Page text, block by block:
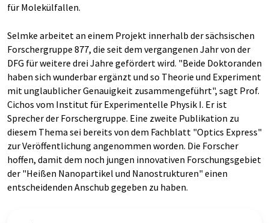
für Molekülfallen.
Selmke arbeitet an einem Projekt innerhalb der sächsischen
Forschergruppe 877, die seit dem vergangenen Jahr von der
DFG für weitere drei Jahre gefördert wird. "Beide Doktoranden
haben sich wunderbar ergänzt und so Theorie und Experiment
mit unglaublicher Genauigkeit zusammengeführt", sagt Prof.
Cichos vom Institut für Experimentelle Physik I. Er ist
Sprecher der Forschergruppe. Eine zweite Publikation zu
diesem Thema sei bereits von dem Fachblatt "Optics Express"
zur Veröffentlichung angenommen worden. Die Forscher
hoffen, damit dem noch jungen innovativen Forschungsgebiet
der "Heißen Nanopartikel und Nanostrukturen" einen
entscheidenden Anschub gegeben zu haben.